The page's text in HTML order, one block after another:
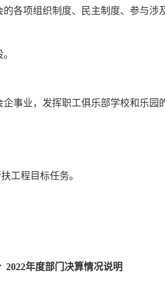
各项组织制度、民主制度、参与涉
事业，发挥职工俱乐部学校和乐园
工程目标任务。
2022年度部门决算情况说明